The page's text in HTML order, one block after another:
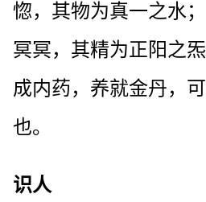
惚，其物为真一之水
冥冥，其精为正阳之
成内药，养就金丹，
也。
识人